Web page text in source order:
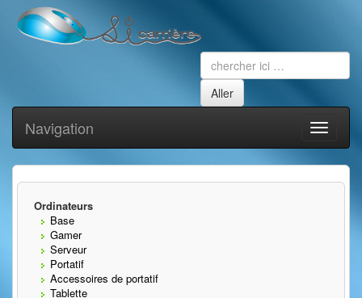
Toggle
Navigation
Ordinateurs
Base
Gamer
Serveur
Portatif
Accessoires de portatif
Tablette